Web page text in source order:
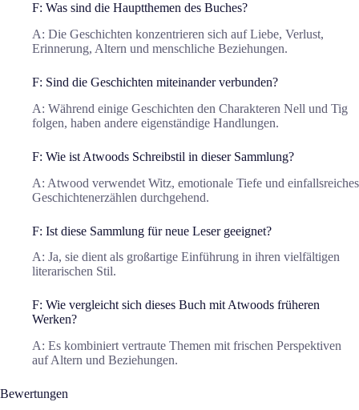
F: Was sind die Hauptthemen des Buches?
A: Die Geschichten konzentrieren sich auf Liebe, Verlust,
Erinnerung, Altern und menschliche Beziehungen.
F: Sind die Geschichten miteinander verbunden?
A: Während einige Geschichten den Charakteren Nell und Tig
folgen, haben andere eigenständige Handlungen.
F: Wie ist Atwoods Schreibstil in dieser Sammlung?
A: Atwood verwendet Witz, emotionale Tiefe und einfallsreiches
Geschichtenerzählen durchgehend.
F: Ist diese Sammlung für neue Leser geeignet?
A: Ja, sie dient als großartige Einführung in ihren vielfältigen
literarischen Stil.
F: Wie vergleicht sich dieses Buch mit Atwoods früheren
Werken?
A: Es kombiniert vertraute Themen mit frischen Perspektiven
auf Altern und Beziehungen.
Bewertungen